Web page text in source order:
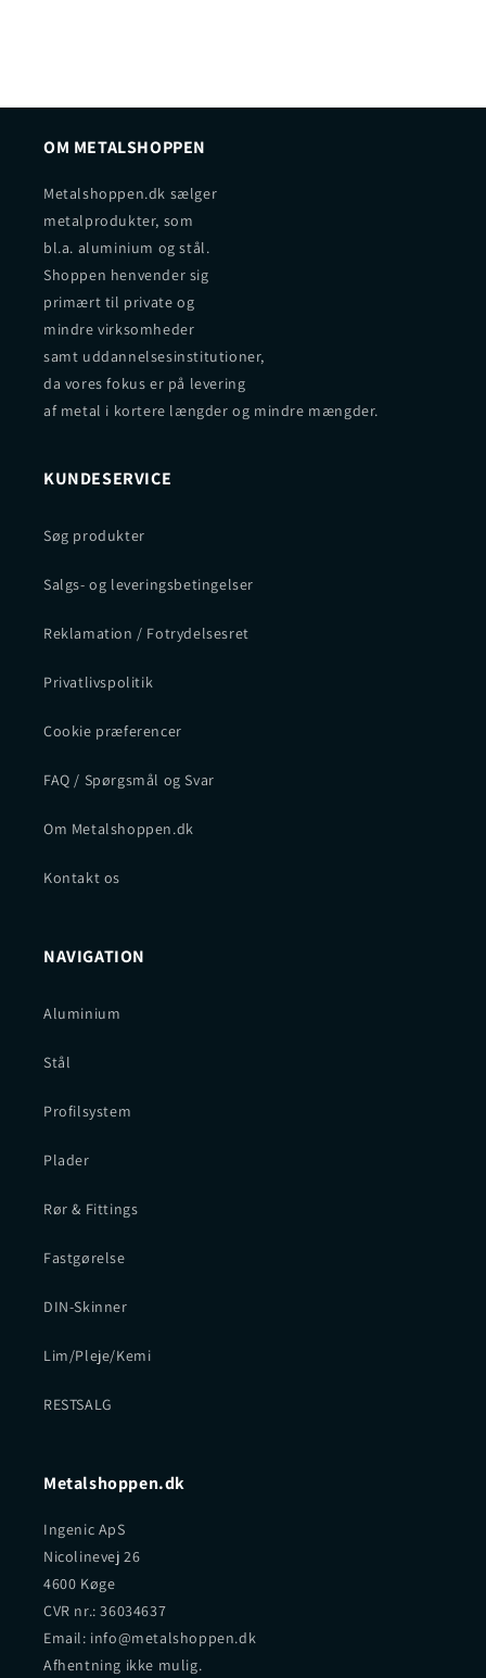
OM METALSHOPPEN
Metalshoppen.dk sælger
metalprodukter, som
bl.a. aluminium og stål.
Shoppen henvender sig
primært til private og
mindre virksomheder
samt uddannelsesinstitutioner,
da vores fokus er på levering
af metal i kortere længder og mindre mængder.
KUNDESERVICE
Søg produkter
Salgs- og leveringsbetingelser
Reklamation / Fotrydelsesret
Privatlivspolitik
Cookie præferencer
FAQ / Spørgsmål og Svar
Om Metalshoppen.dk
Kontakt os
NAVIGATION
Aluminium
Stål
Profilsystem
Plader
Rør & Fittings
Fastgørelse
DIN-Skinner
Lim/Pleje/Kemi
RESTSALG
Metalshoppen.dk
Ingenic ApS
Nicolinevej 26
4600 Køge
CVR nr.: 36034637
Email: info@metalshoppen.dk
Afhentning ikke mulig.